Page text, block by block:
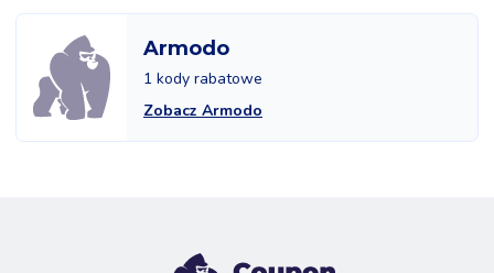
Armodo
1 kody rabatowe
Zobacz Armodo